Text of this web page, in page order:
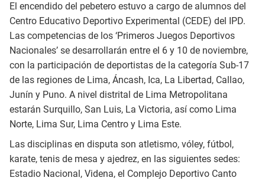
El encendido del pebetero estuvo a cargo de alumnos del
Centro Educativo Deportivo Experimental (CEDE) del IPD.
Las competencias de los ‘Primeros Juegos Deportivos
Nacionales’ se desarrollarán entre el 6 y 10 de noviembre,
con la participación de deportistas de la categoría Sub-17
de las regiones de Lima, Áncash, Ica, La Libertad, Callao,
Junín y Puno. A nivel distrital de Lima Metropolitana
estarán Surquillo, San Luis, La Victoria, así como Lima
Norte, Lima Sur, Lima Centro y Lima Este.
Las disciplinas en disputa son atletismo, vóley, fútbol,
karate, tenis de mesa y ajedrez, en las siguientes sedes:
Estadio Nacional, Videna, el Complejo Deportivo Canto